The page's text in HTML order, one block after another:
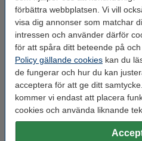
förbättra webbplatsen. Vi vill
visa dig annonser som matchar
intressen och använder därför
för att spåra ditt beteende på
Policy gällande cookies kan du
de fungerar och hur du kan
acceptera för att ge ditt
kommer vi endast att placera
cookies och använda liknande
Powerbanks
Vanliga frågor om
Tål vattendunkar